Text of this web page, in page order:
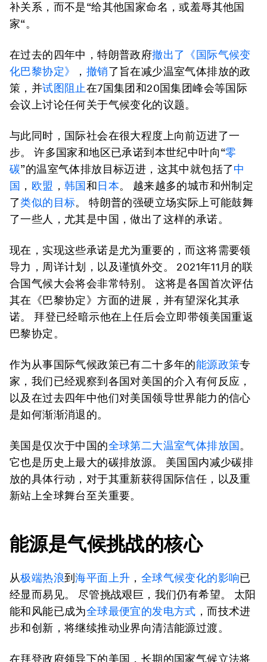
补关系，而不是“给其他国家命名，或羞辱其他国
家“。
在过去的四年中，特朗普政府撤出了《国际气候变
化巴黎协定》
， 撤销了旨在减少温室气体排放的政
策，并试图阻止在7国集团和20国集团峰会等国际
会议上讨论任何关于气候变化的议题。
与此同时，国际社会在很大程度上向前迈进了一
步。 许多国家和地区已承诺到本世纪中叶向“零
碳”的温室气体排放目标迈进，这其中就包括了中
国 ， 欧盟 ，韩国和日本。 越来越多的城市和州制定
了类似的目标。 特朗普的强硬立场实际上可能鼓舞
了一些人，尤其是中国，做出了这样的承诺。
现在，实现这些承诺是尤为重要的，而这将需要领
导力，周详计划，以及谨慎外交。 2021年11月的联
合国气候大会将会非常特别。 这将是各国首次评估
其在《巴黎协定》方面的进展，并有望深化其承
诺。 拜登已经暗示他在上任后会立即带领美国重返
巴黎协定。
作为从事国际气候政策已有二十多年的能源政策专
家，我们已经观察到各国对美国的介入有何反应，
以及在过去四年中他们对美国领导世界能力的信心
是如何渐渐消退的。
美国是仅次于中国的全球第二大温室气体排放国 。
它也是历史上最大的碳排放源。 美国国内减少碳排
放的具体行动，对于其重新获得国际信任，以及重
新站上全球舞台至关重要。
能源是气候挑战的核心
从极端热浪到海平面上升 ， 全球气候变化的影响已
经显而易见。 尽管挑战艰巨，我们仍有希望。 太阳
能和风能已成为全球最便宜的发电方式 ，而技术进
步和创新，将继续推动业界向清洁能源过渡。
在拜登政府领导下的美国，长期的国家气候立法将